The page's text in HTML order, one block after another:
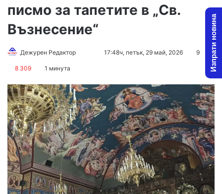
писмо за тапетите в „Св.
Възнесение“
Дежурен Редактор
Send17:48ч, петък, 29 май, 2026 9
8 309 1 минута Изпрати новина